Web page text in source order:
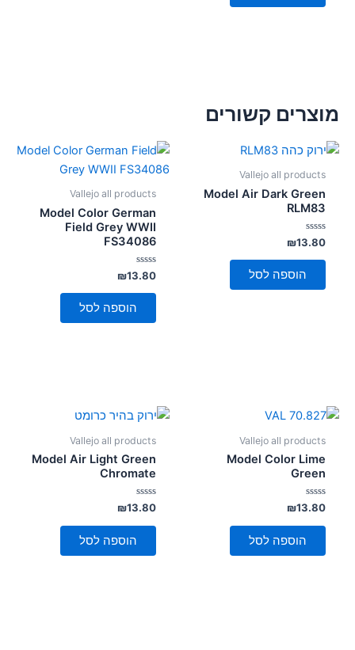
מוצרים קשורים
Vallejo all products
Model Air Dark Green
RLM83
דורג
0
מתוך
₪13.80
הוספה לסל
Vallejo all products
Model Color German
Field Grey WWII
FS34086
דורג
0
מתוך
₪13.80
הוספה לסל
Vallejo all products
Model Color Lime
Green
דורג
0
מתוך
₪13.80
הוספה לסל
Vallejo all products
Model Air Light Green
Chromate
דורג
0
מתוך
₪13.80
הוספה לסל